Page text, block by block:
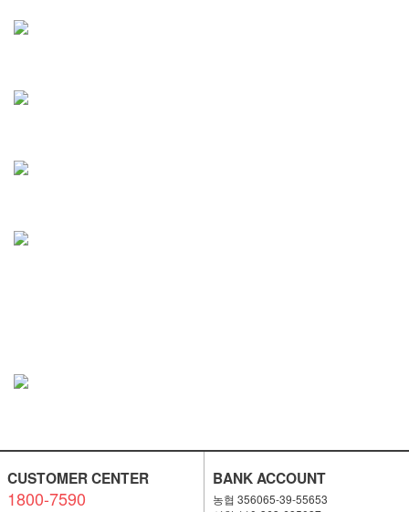
CUSTOMER CENTER
1800-7590
BANK ACCOUNT
농협 356065-39-55653